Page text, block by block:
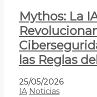
Mythos: La
las Reglas
25/05/2026
IA Noticias